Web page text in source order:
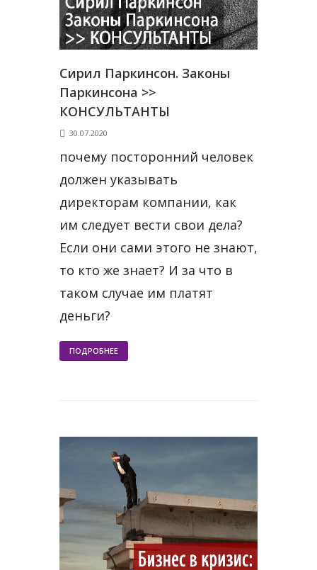
Сирил Паркинсон. Законы
Паркинсона >>
КОНСУЛЬТАНТЫ
30.07.2020
почему посторонний человек
должен указывать
директорам компании, как
им следует вести свои дела?
Если они сами этого не знают,
то кто же знает? И за что в
таком случае им платят
деньги?
ПОДРОБНЕЕ